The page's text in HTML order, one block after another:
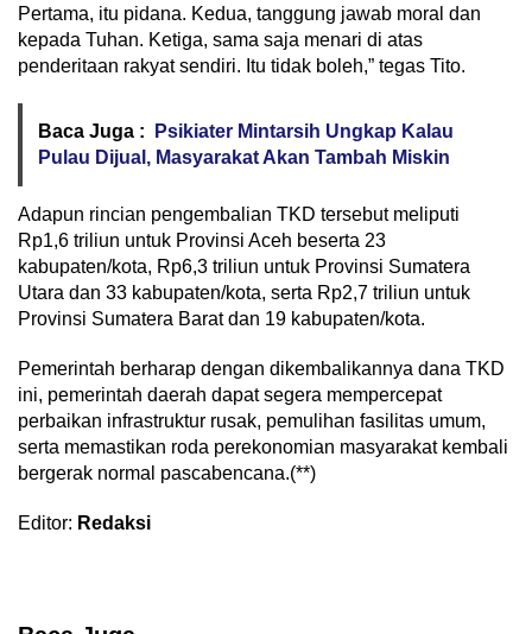
Pertama, itu pidana. Kedua, tanggung jawab moral dan
kepada Tuhan. Ketiga, sama saja menari di atas
penderitaan rakyat sendiri. Itu tidak boleh,” tegas Tito.
Baca Juga :
Psikiater Mintarsih Ungkap Kalau
Pulau Dijual, Masyarakat Akan Tambah Miskin
Adapun rincian pengembalian TKD tersebut meliputi
Rp1,6 triliun untuk Provinsi Aceh beserta 23
kabupaten/kota, Rp6,3 triliun untuk Provinsi Sumatera
Utara dan 33 kabupaten/kota, serta Rp2,7 triliun untuk
Provinsi Sumatera Barat dan 19 kabupaten/kota.
Pemerintah berharap dengan dikembalikannya dana TKD
ini, pemerintah daerah dapat segera mempercepat
perbaikan infrastruktur rusak, pemulihan fasilitas umum,
serta memastikan roda perekonomian masyarakat kembali
bergerak normal pascabencana.(**)
Editor: Redaksi